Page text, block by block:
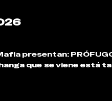
presentan:
que se viene está